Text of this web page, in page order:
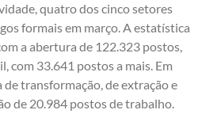
quatro dos cinco setores
formais em março. A estatística
a abertura de 122.323 postos,
com 33.641 postos a mais. Em
transformação, de extração e
de 20.984 postos de trabalho.